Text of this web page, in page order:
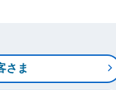
さま